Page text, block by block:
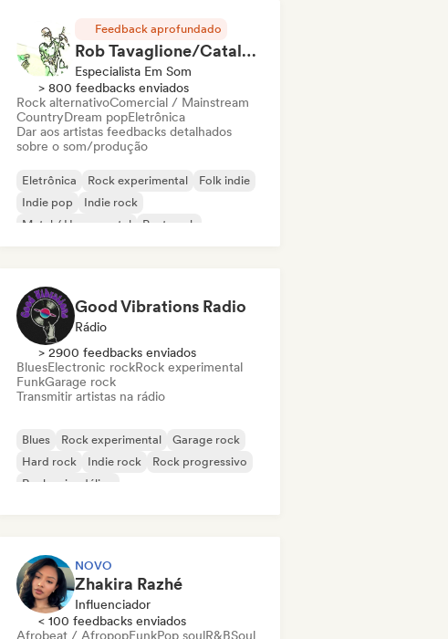
Feedback aprofundado
Rob Tavaglione/Catalyst Recording
Especialista Em Som
> 800 feedbacks enviados
Rock alternativoComercial / Mainstream
CountryDream popEletrônica
Dar aos artistas feedbacks detalhados
sobre o som/produção
Eletrônica Rock experimental
Folk indie
Indie pop
Indie rock
Metal / Heavy metal
Post punk
Good Vibrations Radio
Rádio
> 2900 feedbacks enviados
BluesElectronic rockRock experimental
FunkGarage rock
Transmitir artistas na rádio
Blues Rock experimental
Garage rock
Hard rock
Indie rock
Rock progressivo
Rock psicodélico
NOVO
Zhakira Razhé
Influenciador
< 100 feedbacks enviados
Afrobeat / AfropopFunkPop soulR&BSoul